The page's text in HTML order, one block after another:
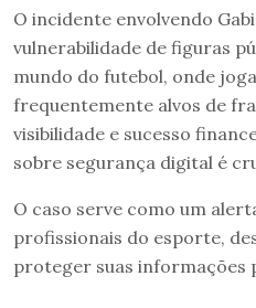
O incidente envolvendo
vulnerabilidade de figuras
mundo do futebol, onde
frequentemente alvos de
visibilidade e sucesso
sobre segurança digital é
O caso serve como um
profissionais do esporte,
proteger suas informações